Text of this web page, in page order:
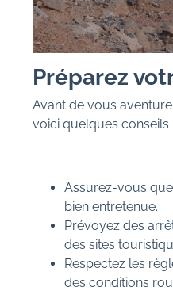
Préparez
Avant de vous
voici quelques conseils
Assurez-vous
bien entretenue.
Prévoyez des
des sites
Respectez les
des conditions